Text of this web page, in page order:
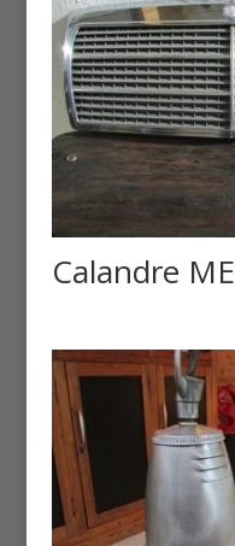
Calandre